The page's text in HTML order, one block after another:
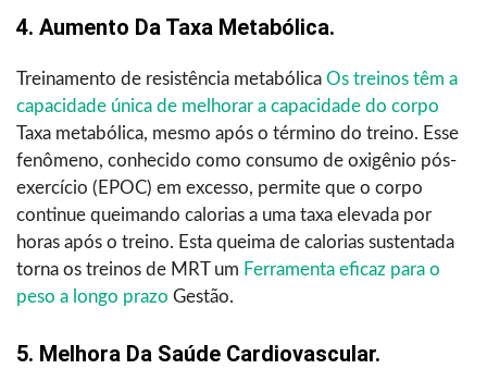
4. Aumento Da Taxa Metabólica.
Treinamento de resistência metabólica Os treinos têm a
capacidade única de melhorar a capacidade do corpo
Taxa metabólica, mesmo após o término do treino. Esse
fenômeno, conhecido como consumo de oxigênio pós-
exercício (EPOC) em excesso, permite que o corpo
continue queimando calorias a uma taxa elevada por
horas após o treino. Esta queima de calorias sustentada
torna os treinos de MRT um Ferramenta eficaz para o
peso a longo prazo Gestão.
5. Melhora Da Saúde Cardiovascular.